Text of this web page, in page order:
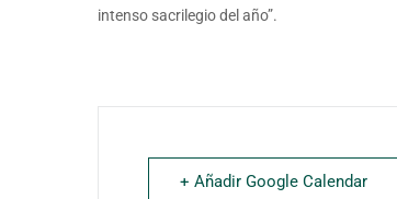
intenso sacrilegio del año”.
+ Añadir Google Calendar